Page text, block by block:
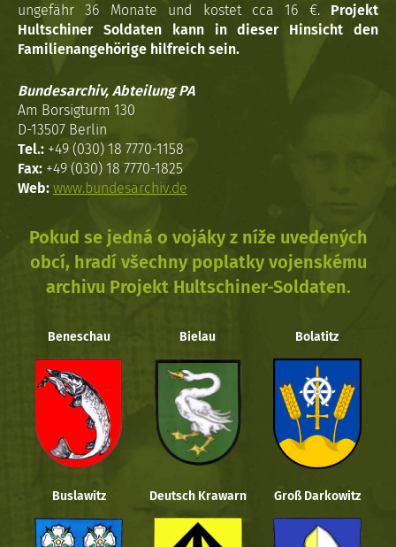
ungefähr 36 Monate und kostet cca 16 €. Projekt
Hultschiner Soldaten kann in dieser Hinsicht den
Familienangehörige hilfreich sein.
Bundesarchiv, Abteilung PA
Am Borsigturm 130
D-13507 Berlin
Tel.: +49 (030) 18 7770-1158
Fax: +49 (030) 18 7770-1825
Web: www.bundesarchiv.de
Pokud se jedná o vojáky z níže uvedených
obcí, hradí všechny poplatky vojenskému
archivu Projekt Hultschiner-Soldaten.
Beneschau Bielau Bolatitz
Buslawitz Deutsch Krawarn Groß Darkowitz